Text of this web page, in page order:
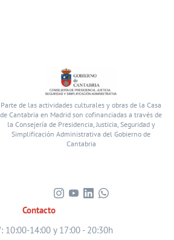
Parte de las actividades culturales y obras de la Casa
de Cantabria en Madrid son cofinanciadas a través de
la Consejería de Presidencia, Justicia, Seguridad y
Simplificación Administrativa del Gobierno de
Cantabria
Visita
perfil
Visita
perfil
Visita
perfil
Visita
perfil
Contacto
10:00-14:00 y 17:00 - 20:30h